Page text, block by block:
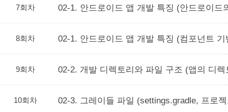
7회차 02-1. 안드로이드 앱 개발 특징 (안드로이
8회차 02-1. 안드로이드 앱 개발 특징 (컴포넌트
9회차 02-2. 개발 디렉토리와 파일 구조 (앱의 디
10회차 02-3. 그레이들 파일 (settings.gradle, 프로